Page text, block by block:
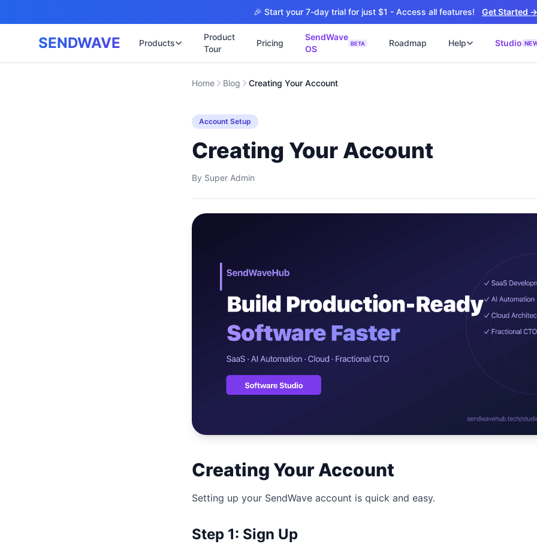
🎉 Start your 7-day trial for just $1 - Access all features! Get Started →
SENDWAVE Products
Product
Tour
Pricing
SendWave
OS
BETA Roadmap Help Studio
⚡ เปิดเว็บไซต์ 4 วัน
🏥 เว็บไซต์คลินิก
B2B Catalog + Export
Logistics & Transportation
🤖 Chatbot + Lead อัตโนมัติ
ไม่มีข้อผูกมัด · ตอบกลับ 24 ชม.
ประเมินราคาฟรี →
Home
Blog Creating Your Account
Account Setup
Creating Your Account
By Super Admin
Creating Your Account
Setting up your SendWave account is quick and easy.
Step 1: Sign Up